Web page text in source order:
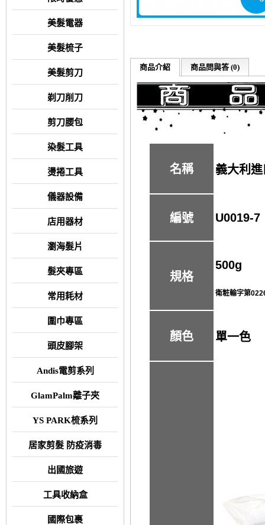
美髮電器
美髮梳子
美髮剪刀
剃刀削刀
剪刀腰包
染髮工具
燙捲工具
儀器設備
店用器材
瀏海髮片
髮夾專區
常用耗材
圍巾專區
頭皮腳架
Andis電剪系列
GlamPalm離子夾
YS PARK梳系列
居家剪髮 防疫消毒
出國旅遊
工具收納盒
國際包裹
商品介紹 商品問與答 (0)
名稱 義大利
編號 U0019-7
規格
500g
衛粧輸字第
顏色 單一色